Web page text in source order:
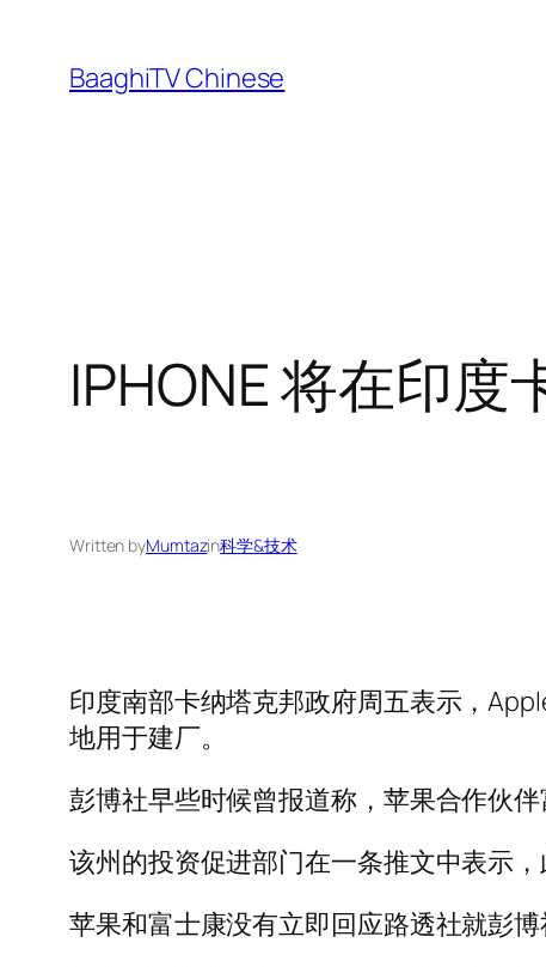
content
BaaghiTV Chinese
IPHONE 将在印
Written byMumtazin科学&技术
印度南部卡纳塔克邦政府周五表示，
地用于建厂。
彭博社早些时候曾报道称，苹果合作伙
该州的投资促进部门在一条推文中表示，
苹果和富士康没有立即回应路透社就彭博